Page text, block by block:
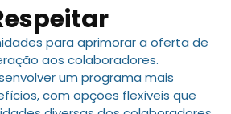
para aprimorar a oferta de
aos colaboradores.
um programa mais
com opções flexíveis que